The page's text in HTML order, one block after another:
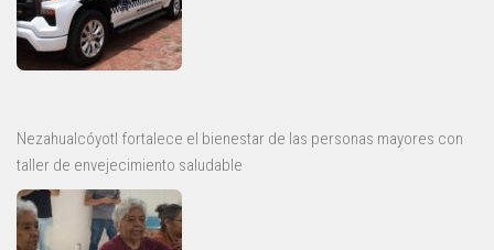
Nezahualcóyotl fortalece el bienestar de las personas mayores con
taller de envejecimiento saludable